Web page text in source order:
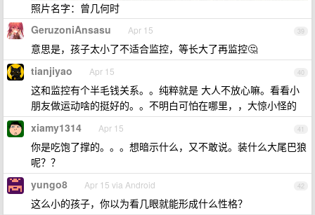
照片名字：曾几何时
39
GeruzoniAnsasu Apr 15
意思是，孩子太小了不适合监控，等长大了再监控🤔
40
tianjiyao Apr 15
这和监控有个半毛钱关系。。纯粹就是 大人不放心嘛。看看小
朋友做运动啥的挺好的。。不明白可怕在哪里，，大惊小怪的
41
xiamy1314 Apr 15
你是吃饱了撑的。。。想暗示什么，又不敢说。装什么大尾巴狼
呢？？
42
yungo8 Apr 15 via Android
这么小的孩子，你以为看几眼就能形成什么性格？